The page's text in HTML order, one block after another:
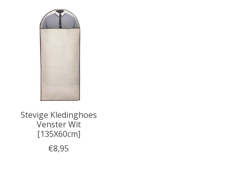
Stevige Kledinghoes
Venster Wit
[135X60cm]
€8,95